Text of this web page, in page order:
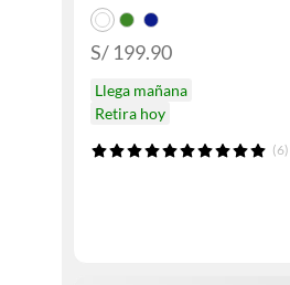
S/ 199.90
Llega mañana
Retira hoy
(6)